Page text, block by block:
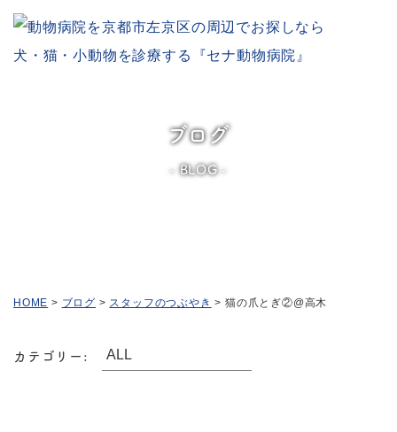
ブログ
BLOG
HOME > ブログ > スタッフのつぶやき >猫の爪とぎ②@高木
カテゴリー: